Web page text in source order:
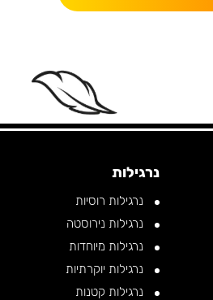
KAPARA •RELAX,
נרגילות רוסיות
נרגילות נירוסטה
נרגילות מיוחדות
נרגילות יוקרתיות